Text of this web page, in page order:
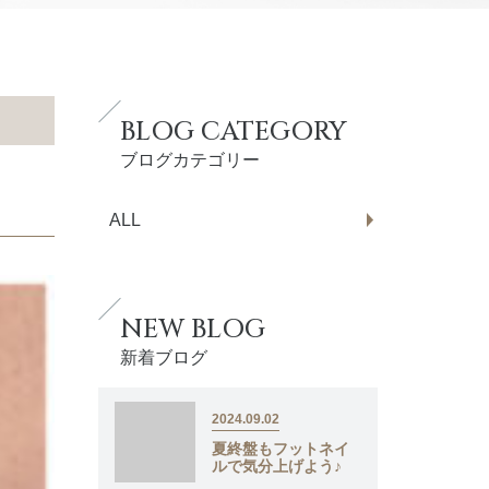
BLOG CATEGORY
ブログカテゴリー
ALL
NEW BLOG
新着ブログ
2024.09.02
夏終盤もフットネイ
ルで気分上げよう♪